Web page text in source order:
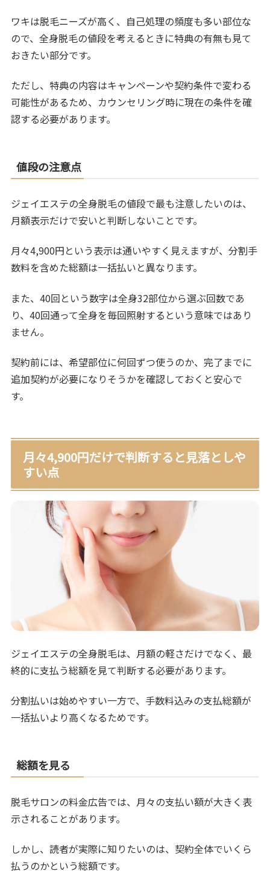
ワキは脱毛ニーズが高く、自己処理の頻度も多い部位な
ので、全身脱毛の値段を考えるときに特典の有無も見て
おきたい部分です。
ただし、特典の内容はキャンペーンや契約条件で変わる
可能性があるため、カウンセリング時に現在の条件を確
認する必要があります。
値段の注意点
ジェイエステの全身脱毛の値段で最も注意したいのは、
月額表示だけで安いと判断しないことです。
月々4,900円という表示は通いやすく見えますが、分割手
数料を含めた総額は一括払いと異なります。
また、40回という数字は全身32部位から選ぶ回数であ
り、40回通って全身を毎回照射するという意味ではあり
ません。
契約前には、希望部位に何回ずつ使うのか、完了までに
追加契約が必要になりそうかを確認しておくと安心で
す。
月々4,900円だけで判断すると見落としや
すい点
ジェイエステの全身脱毛は、月額の軽さだけでなく、最
終的に支払う総額を見て判断する必要があります。
分割払いは始めやすい一方で、手数料込みの支払総額が
一括払いより高くなるためです。
総額を見る
脱毛サロンの料金広告では、月々の支払い額が大きく表
示されることがあります。
しかし、読者が実際に知りたいのは、契約全体でいくら
払うのかという総額です。